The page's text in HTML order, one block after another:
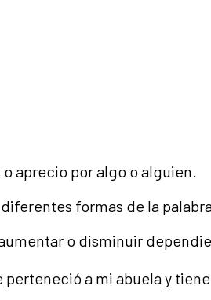
aprecio por algo o alguien.
formas de la
o disminuir
a mi abuela y